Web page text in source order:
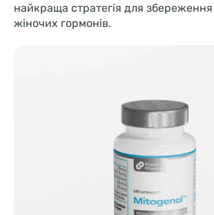
найкраща стратегія для збереження
жіночих гормонів.